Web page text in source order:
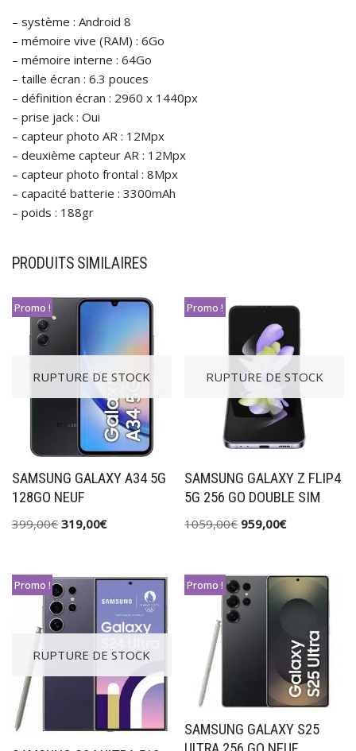
– système : Android 8
– mémoire vive (RAM) : 6Go
– mémoire interne : 64Go
– taille écran : 6.3 pouces
– définition écran : 2960 x 1440px
– prise jack : Oui
– capteur photo AR : 12Mpx
– deuxième capteur AR : 12Mpx
– capteur photo frontal : 8Mpx
– capacité batterie : 3300mAh
– poids : 188gr
PRODUITS SIMILAIRES
RUPTURE DE STOCK
Promo !
SAMSUNG GALAXY A34 5G
128GO NEUF
399,00€ 319,00€
RUPTURE DE STOCK
Promo !
SAMSUNG GALAXY Z FLIP4
5G 256 GO DOUBLE SIM
1059,00€ 959,00€
RUPTURE DE STOCK
Promo ! Promo !
SAMSUNG GALAXY S25